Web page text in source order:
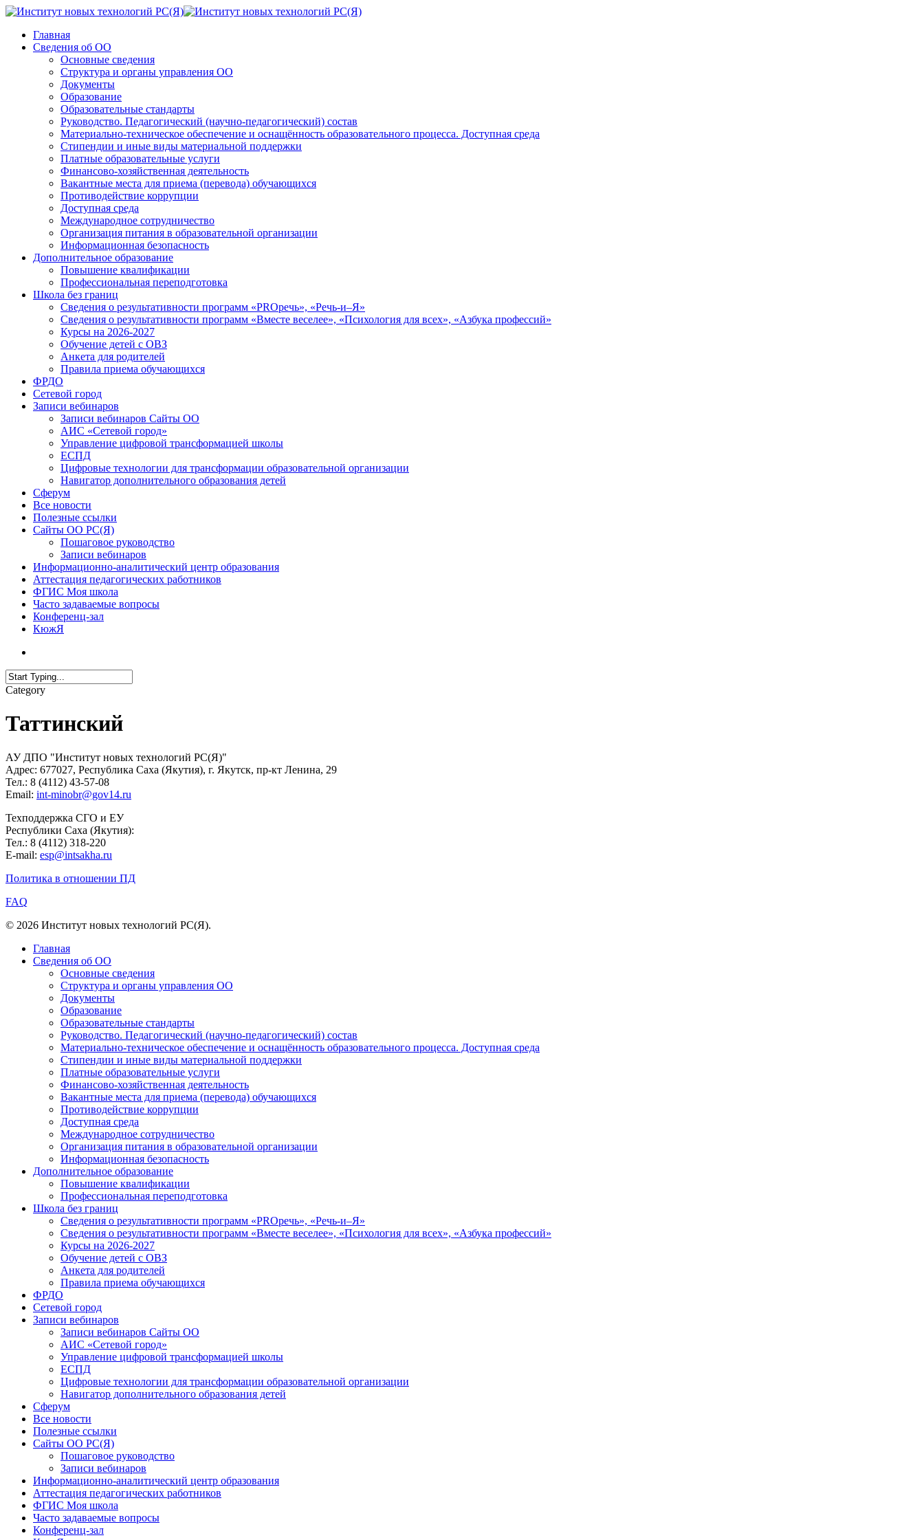
Главная
Сведения об ОО
Основные сведения
Структура и органы управления ОО
Документы
Образование
Образовательные стандарты
Руководство. Педагогический (научно-педагогический) состав
Материально-техническое обеспечение и оснащённость образовательного процесса. Доступная среда
Стипендии и иные виды материальной поддержки
Платные образовательные услуги
Финансово-хозяйственная деятельность
Вакантные места для приема (перевода) обучающихся
Противодействие коррупции
Доступная среда
Международное сотрудничество
Организация питания в образовательной организации
Информационная безопасность
Дополнительное образование
Повышение квалификации
Профессиональная переподготовка
Школа без границ
Сведения о результативности программ «PROречь», «Речь-и–Я»
Сведения о результативности программ «Вместе веселее», «Психология для всех», «Азбука профессий»
Курсы на 2026-2027
Обучение детей с ОВЗ
Анкета для родителей
Правила приема обучающихся
ФРДО
Сетевой город
Записи вебинаров
Записи вебинаров Сайты ОО
АИС «Сетевой город»
Управление цифровой трансформацией школы
ЕСПД
Цифровые технологии для трансформации образовательной организации
Навигатор дополнительного образования детей
Сферум
Все новости
Полезные ссылки
Сайты ОО РС(Я)
Пошаговое руководство
Записи вебинаров
Информационно-аналитический центр образования
Аттестация педагогических работников
ФГИС Моя школа
Часто задаваемые вопросы
Конференц-зал
КюжЯ
Category
Таттинский
АУ ДПО "Институт новых технологий РС(Я)"
Адрес: 677027, Республика Саха (Якутия), г. Якутск, пр-кт Ленина, 29
Тел.: 8 (4112) 43-57-08
Email: int-minobr@gov14.ru
Техподдержка СГО и ЕУ
Республики Саха (Якутия):
Тел.: 8 (4112) 318-220
E-mail: esp@intsakha.ru
Политика в отношении ПД
FAQ
© 2026 Институт новых технологий РС(Я).
Главная
Сведения об ОО
Основные сведения
Структура и органы управления ОО
Документы
Образование
Образовательные стандарты
Руководство. Педагогический (научно-педагогический) состав
Материально-техническое обеспечение и оснащённость образовательного процесса. Доступная среда
Стипендии и иные виды материальной поддержки
Платные образовательные услуги
Финансово-хозяйственная деятельность
Вакантные места для приема (перевода) обучающихся
Противодействие коррупции
Доступная среда
Международное сотрудничество
Организация питания в образовательной организации
Информационная безопасность
Дополнительное образование
Повышение квалификации
Профессиональная переподготовка
Школа без границ
Сведения о результативности программ «PROречь», «Речь-и–Я»
Сведения о результативности программ «Вместе веселее», «Психология для всех», «Азбука профессий»
Курсы на 2026-2027
Обучение детей с ОВЗ
Анкета для родителей
Правила приема обучающихся
ФРДО
Сетевой город
Записи вебинаров
Записи вебинаров Сайты ОО
АИС «Сетевой город»
Управление цифровой трансформацией школы
ЕСПД
Цифровые технологии для трансформации образовательной организации
Навигатор дополнительного образования детей
Сферум
Все новости
Полезные ссылки
Сайты ОО РС(Я)
Пошаговое руководство
Записи вебинаров
Информационно-аналитический центр образования
Аттестация педагогических работников
ФГИС Моя школа
Часто задаваемые вопросы
Конференц-зал